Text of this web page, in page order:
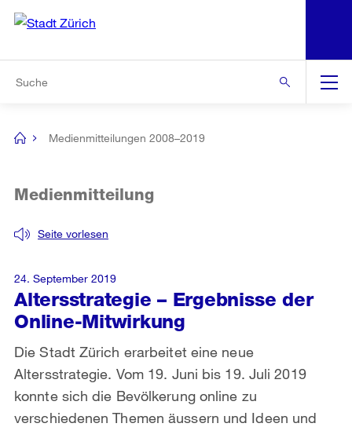
Navigation
[no
Medienmitteilungen 2008–2019
Altersstrategie – Ergebnisse der
Online-Mitwirkung
Seite vorlesen
Medienmitteilung
Die Stadt Zürich erarbeitet eine neue
Altersstrategie. Vom 19. Juni bis 19. Juli 2019
konnte sich die Bevölkerung online zu
verschiedenen Themen äussern und Ideen und
24. September 2019